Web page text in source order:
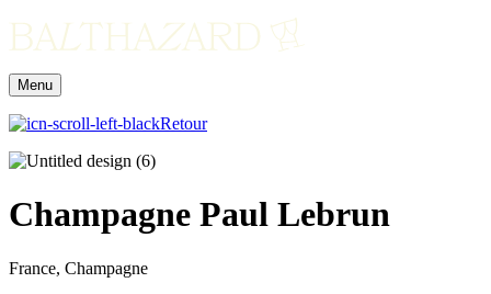
Menu
Retour
Champagne Paul Lebrun
France, Champagne